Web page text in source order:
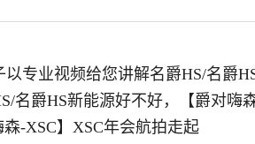
专业视频给您讲解名爵HS/名爵
名爵HS新能源好不好，【爵对嗨
-XSC】XSC年会航拍走起